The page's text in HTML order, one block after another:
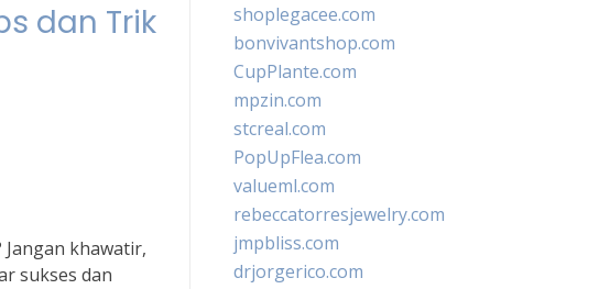
dan Trik
khawatir,
sukses dan
shoplegacee.com
bonvivantshop.com
CupPlante.com
mpzin.com
stcreal.com
PopUpFlea.com
valueml.com
rebeccatorresjewelry.com
jmpbliss.com
drjorgerico.com